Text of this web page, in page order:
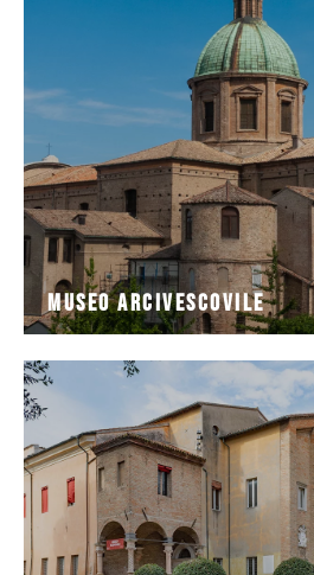
Museo Arcivescovile
Museo Arcivescovile
Situato al primo e secondo
Palazzo dell'Arcivescovado di
accoglie numerose opere d'arte
Museo Nazionale di
Situato nei chiostri dell'ex
complesso monumentale di San
Nazionale raccoglie importanti